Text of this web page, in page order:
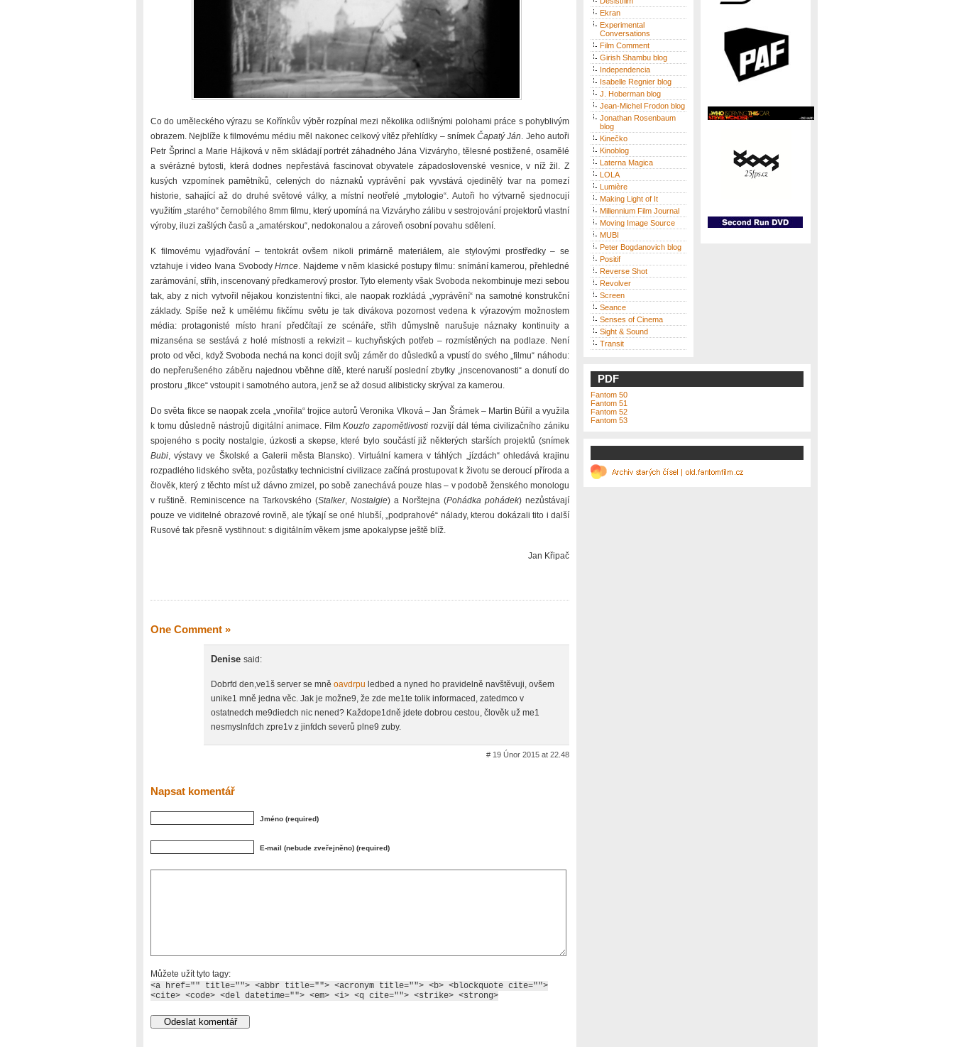
Co do uměleckého výrazu se Kořínkův výběr rozpínal mezi několika odlišnými polohami práce s pohyblivým
obrazem. Nejblíže k filmovému médiu měl nakonec celkový vítěz přehlídky – snímekČapatý Ján. Jeho autoři
Petr Šprincl a Marie Hájková v něm skládají portrét záhadného Jána Vizváryho, tělesné postižené, osamělé
a svérázné bytosti, která dodnes nepřestává fascinovat obyvatele západoslovenské vesnice, v níž žil. Z
kusých vzpomínek pamětníků, celených do náznaků vyprávění pak vyvstává ojedinělý tvar na pomezí
historie, sahající až do druhé světové války, a místní neotřelé „mytologie“. Autoři ho výtvarně sjednocují
využitím „starého“ černobílého 8mm filmu, který upomíná na Vizváryho zálibu v sestrojování projektorů vlastní
výroby, iluzi zašlých časů a „amatérskou“, nedokonalou a zároveň osobní povahu sdělení.
K filmovému vyjadřování – tentokrát ovšem nikoli primárně materiálem, ale stylovými prostředky – se
vztahuje i video Ivana SvobodyHrnce. Najdeme v něm klasické postupy filmu: snímání kamerou, přehledné
zarámování, střih, inscenovaný předkamerový prostor. Tyto elementy však Svoboda nekombinuje mezi sebou
tak, aby z nich vytvořil nějakou konzistentní fikci, ale naopak rozkládá „vyprávění“ na samotné konstrukční
základy. Spíše než k umělému fikčímu světu je tak divákova pozornost vedena k výrazovým možnostem
média: protagonisté místo hraní předčítají ze scénáře, střih důmyslně narušuje náznaky kontinuity a
mizanséna se sestává z holé místnosti a rekvizit – kuchyňských potřeb – rozmístěných na podlaze. Není
proto od věci, když Svoboda nechá na konci dojít svůj záměr do důsledků a vpustí do svého „filmu“ náhodu:
do nepřerušeného záběru najednou vběhne dítě, které naruší poslední zbytky „inscenovanosti“ a donutí do
prostoru „fikce“ vstoupit i samotného autora, jenž se až dosud alibisticky skrýval za kamerou.
Do světa fikce se naopak zcela „vnořila“ trojice autorů Veronika Vlková – Jan Šrámek – Martin Búřil a využila
k tomu důsledně nástrojů digitální animace. FilmKouzlo zapomětlivosti rozvíjí dál téma civilizačního zániku
spojeného s pocity nostalgie, úzkosti a skepse, které bylo součástí již některých starších projektů (snímek
Bubi, výstavy ve Školské a Galerii města Blansko). Virtuální kamera v táhlých „jízdách“ ohledává krajinu
rozpadlého lidského světa, pozůstatky technicistní civilizace začíná prostupovat k životu se deroucí příroda a
člověk, který z těchto míst už dávno zmizel, po sobě zanechává pouze hlas – v podobě ženského monologu
v ruštině. Reminiscence na Tarkovského (Stalker, Nostalgie) a Norštejna (Pohádka pohádek) nezůstávají
pouze ve viditelné obrazové rovině, ale týkají se oné hlubší, „podprahové“ nálady, kterou dokázali tito i další
Rusové tak přesně vystihnout: s digitálním věkem jsme apokalypse ještě blíž.
Jan Křipač
One Comment »
Denise said:
Dobrfd den,ve1š server se mně oavdrpu ledbed a nyned ho pravidelně navštěvuji, ovšem
unike1 mně jedna věc. Jak je možne9, že zde me1te tolik informaced, zatedmco v
ostatnedch me9diedch nic nened? Každope1dně jdete dobrou cestou, člověk už me1
nesmyslnfdch zpre1v z jinfdch severů plne9 zuby.
# 19 Únor 2015 at 22.48
Napsat komentář
Jméno (required)
E-mail (nebude zveřejněno) (required)
Můžete užít tyto tagy:
<a href="" title=""> <abbr title=""> <acronym title=""> <b> <blockquote cite="">
<cite> <code> <del datetime=""> <em> <i> <q cite=""> <strike> <strong>
Ekran
Experimental
Conversations
Film Comment
Girish Shambu blog
Independencia
Isabelle Regnier blog
J. Hoberman blog
Jean-Michel Frodon blog
Jonathan Rosenbaum
blog
Kinečko
Kinoblog
Laterna Magica
LOLA
Lumière
Making Light of It
Millennium Film Journal
Moving Image Source
MUBI
Peter Bogdanovich blog
Positif
Reverse Shot
Revolver
Screen
Seance
Senses of Cinema
Sight & Sound
Transit
PDF
Fantom 50
Fantom 51
Fantom 52
Fantom 53